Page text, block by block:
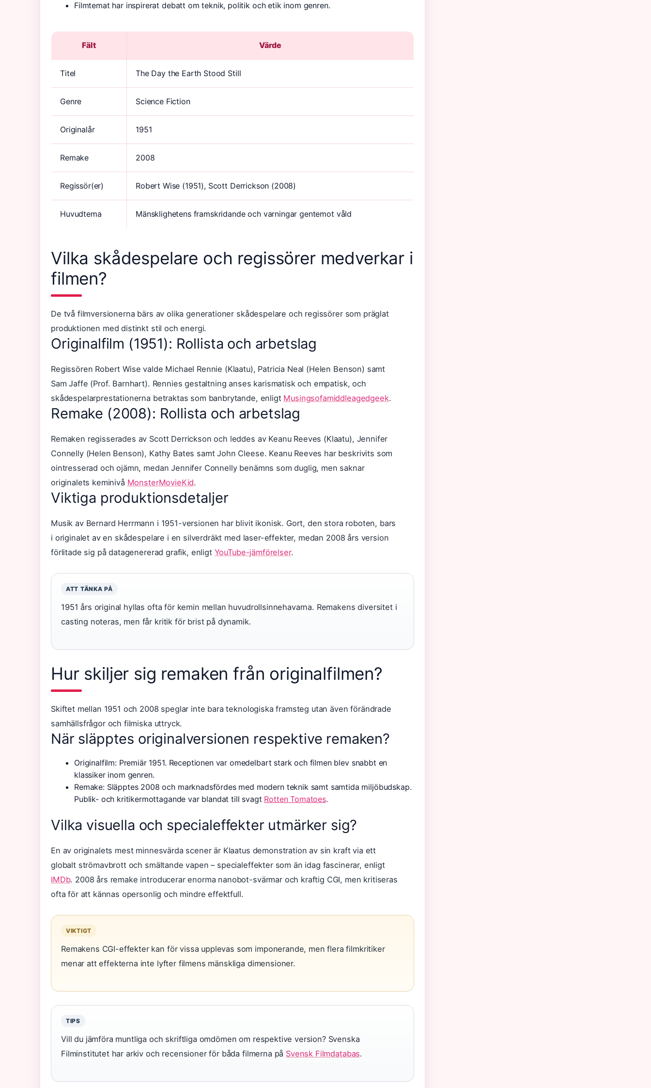
Filmtemat har inspirerat debatt om teknik, politik och etik inom genren.
Fält Värde
Titel The Day the Earth Stood Still
Genre Science Fiction
Originalår 1951
Remake 2008
Regissör(er) Robert Wise (1951), Scott Derrickson (2008)
Huvudtema Mänsklighetens framskridande och varningar gentemot våld
Vilka skådespelare och regissörer medverkar i
filmen?
De två filmversionerna bärs av olika generationer skådespelare och regissörer som präglat
produktionen med distinkt stil och energi.
Originalfilm (1951): Rollista och arbetslag
Regissören Robert Wise valde Michael Rennie (Klaatu), Patricia Neal (Helen Benson) samt
Sam Jaffe (Prof. Barnhart). Rennies gestaltning anses karismatisk och empatisk, och
skådespelarprestationerna betraktas som banbrytande, enligt Musingsofamiddleagedgeek.
Remake (2008): Rollista och arbetslag
Remaken regisserades av Scott Derrickson och leddes av Keanu Reeves (Klaatu), Jennifer
Connelly (Helen Benson), Kathy Bates samt John Cleese. Keanu Reeves har beskrivits som
ointresserad och ojämn, medan Jennifer Connelly benämns som duglig, men saknar
originalets keminivå MonsterMovieKid.
Viktiga produktionsdetaljer
Musik av Bernard Herrmann i 1951-versionen har blivit ikonisk. Gort, den stora roboten, bars
i originalet av en skådespelare i en silverdräkt med laser-effekter, medan 2008 års version
förlitade sig på datagenererad grafik, enligt YouTube-jämförelser.
ATT TÄNKA PÅ
1951 års original hyllas ofta för kemin mellan huvudrollsinnehavarna. Remakens diversitet i
casting noteras, men får kritik för brist på dynamik.
Hur skiljer sig remaken från originalfilmen?
Skiftet mellan 1951 och 2008 speglar inte bara teknologiska framsteg utan även förändrade
samhällsfrågor och filmiska uttryck.
När släpptes originalversionen respektive remaken?
Originalfilm: Premiär 1951. Receptionen var omedelbart stark och filmen blev snabbt en
klassiker inom genren.
Remake: Släpptes 2008 och marknadsfördes med modern teknik samt samtida miljöbudskap.
Publik- och kritikermottagande var blandat till svagt Rotten Tomatoes.
Vilka visuella och specialeffekter utmärker sig?
En av originalets mest minnesvärda scener är Klaatus demonstration av sin kraft via ett
globalt strömavbrott och smältande vapen – specialeffekter som än idag fascinerar, enligt
IMDb. 2008 års remake introducerar enorma nanobot-svärmar och kraftig CGI, men kritiseras
ofta för att kännas opersonlig och mindre effektfull.
VIKTIGT
Remakens CGI-effekter kan för vissa upplevas som imponerande, men flera filmkritiker
menar att effekterna inte lyfter filmens mänskliga dimensioner.
TIPS
Vill du jämföra muntliga och skriftliga omdömen om respektive version? Svenska
Filminstitutet har arkiv och recensioner för båda filmerna på Svensk Filmdatabas.